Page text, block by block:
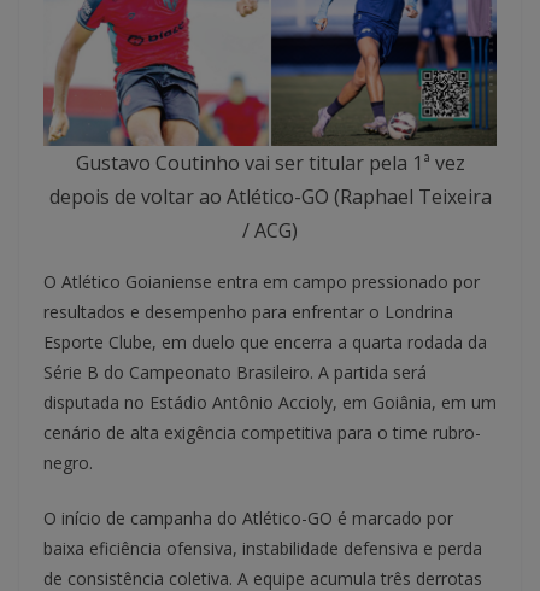
Gustavo Coutinho vai ser titular pela 1ª vez
depois de voltar ao Atlético-GO (Raphael Teixeira
/ ACG)
O Atlético Goianiense entra em campo pressionado por
resultados e desempenho para enfrentar o Londrina
Esporte Clube, em duelo que encerra a quarta rodada da
Série B do Campeonato Brasileiro. A partida será
disputada no Estádio Antônio Accioly, em Goiânia, em um
cenário de alta exigência competitiva para o time rubro-
negro.
O início de campanha do Atlético-GO é marcado por
baixa eficiência ofensiva, instabilidade defensiva e perda
de consistência coletiva. A equipe acumula três derrotas